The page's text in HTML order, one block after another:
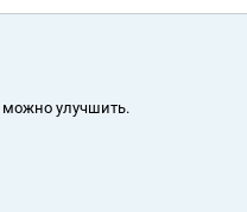
можно улучшить.